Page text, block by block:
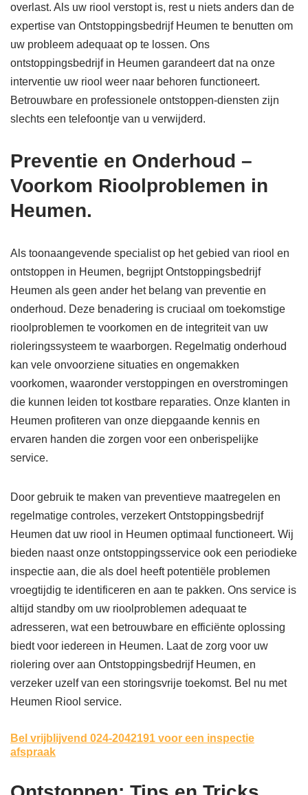
overlast. Als uw riool verstopt is, rest u niets anders dan de
expertise van Ontstoppingsbedrijf Heumen te benutten om
uw probleem adequaat op te lossen. Ons
ontstoppingsbedrijf in Heumen garandeert dat na onze
interventie uw riool weer naar behoren functioneert.
Betrouwbare en professionele ontstoppen-diensten zijn
slechts een telefoontje van u verwijderd.
Preventie en Onderhoud –
Voorkom Rioolproblemen in
Heumen.
Als toonaangevende specialist op het gebied van riool en
ontstoppen in Heumen, begrijpt Ontstoppingsbedrijf
Heumen als geen ander het belang van preventie en
onderhoud. Deze benadering is cruciaal om toekomstige
rioolproblemen te voorkomen en de integriteit van uw
rioleringssysteem te waarborgen. Regelmatig onderhoud
kan vele onvoorziene situaties en ongemakken
voorkomen, waaronder verstoppingen en overstromingen
die kunnen leiden tot kostbare reparaties. Onze klanten in
Heumen profiteren van onze diepgaande kennis en
ervaren handen die zorgen voor een onberispelijke
service.
Door gebruik te maken van preventieve maatregelen en
regelmatige controles, verzekert Ontstoppingsbedrijf
Heumen dat uw riool in Heumen optimaal functioneert. Wij
bieden naast onze ontstoppingsservice ook een periodieke
inspectie aan, die als doel heeft potentiële problemen
vroegtijdig te identificeren en aan te pakken. Ons service is
altijd standby om uw rioolproblemen adequaat te
adresseren, wat een betrouwbare en efficiënte oplossing
biedt voor iedereen in Heumen. Laat de zorg voor uw
riolering over aan Ontstoppingsbedrijf Heumen, en
verzeker uzelf van een storingsvrije toekomst. Bel nu met
Heumen Riool service.
Bel vrijblijvend 024-2042191 voor een inspectie
afspraak